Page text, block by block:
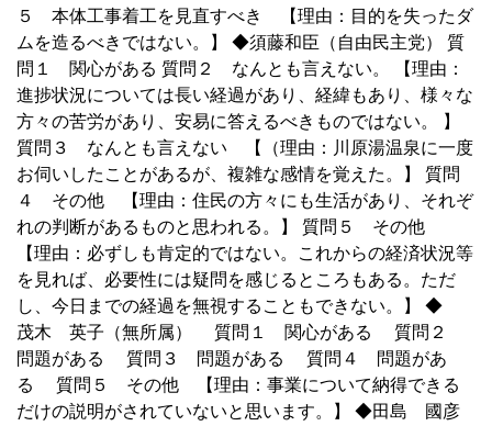
５ 本体工事着工を見直すべき 【理由：目的を失ったダ
ムを造るべきではない。】 ◆須藤和臣（自由民主党） 質
問１ 関心がある 質問２ なんとも言えない。 【理由：
進捗状況については長い経過があり、経緯もあり、様々な
方々の苦労があり、安易に答えるべきものではない。 】
質問３ なんとも言えない 【（理由：川原湯温泉に一度
お伺いしたことがあるが、複雑な感情を覚えた。】 質問
４ その他 【理由：住民の方々にも生活があり、それぞ
れの判断があるものと思われる。】 質問５ その他
【理由：必ずしも肯定的ではない。これからの経済状況等
を見れば、必要性には疑問を感じるところもある。ただ
し、今日までの経過を無視することもできない。】 ◆
茂木 英子（無所属） 質問１ 関心がある 質問２
問題がある 質問３ 問題がある 質問４ 問題があ
る 質問５ その他 【理由：事業について納得できる
だけの説明がされていないと思います。】 ◆田島 國彦